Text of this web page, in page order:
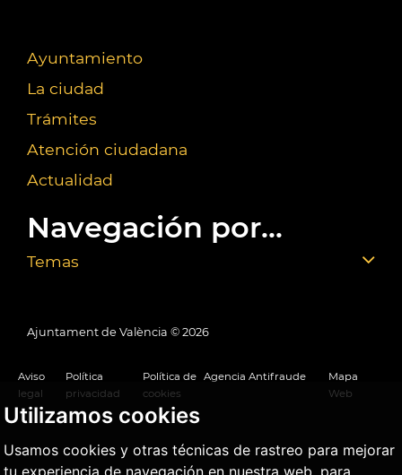
Utilizamos cookies
Usamos cookies y otras técnicas de rastreo para mejorar
tu experiencia de navegación en nuestra web, para
Ayuntamiento
La ciudad
Trámites
Atención ciudadana
Actualidad
Navegación por...
Temas
Ajuntament de València © 2026
Aviso
legal
Política
privacidad
Política de
cookies
Agencia Antifraude
Mapa
Web